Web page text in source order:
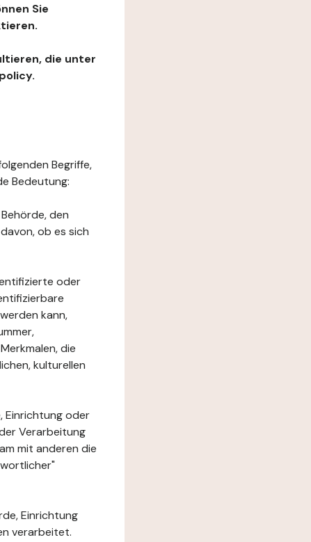
Sie
die unter
Begriffe,
Bedeutung:
den
ob es sich
oder
kann,
die
kulturellen
Einrichtung oder
Verarbeitung
mit anderen die
Einrichtung
verarbeitet.